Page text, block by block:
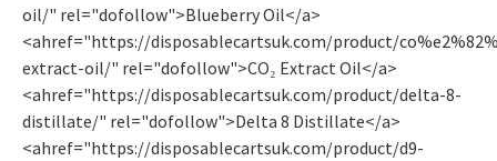
oil/" rel="dofollow">Blueberry Oil</a>
<ahref="https://disposablecartsuk.com/product/
extract-oil/" rel="dofollow">CO₂ Extract Oil</a>
<ahref="https://disposablecartsuk.com/product/delta-8-
distillate/" rel="dofollow">Delta 8 Distillate</a>
<ahref="https://disposablecartsuk.com/product/d9-